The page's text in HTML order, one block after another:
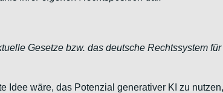
Gesetze bzw. das deutsche Rechtssystem
wäre, das Potenzial generativer KI zu